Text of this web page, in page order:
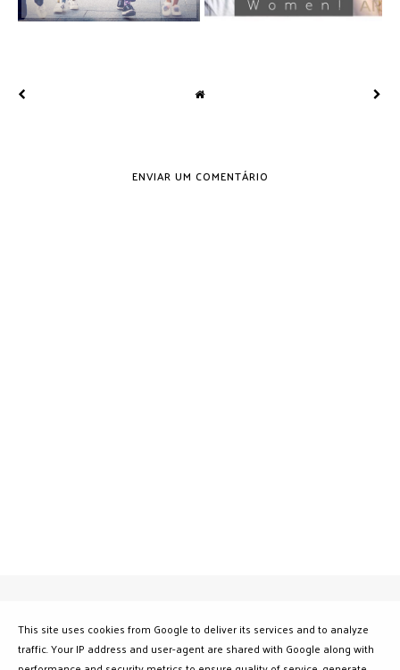
ENVIAR UM COMENTÁRIO
This site uses cookies from Google to deliver its services and to analyze
traffic. Your IP address and user-agent are shared with Google along with